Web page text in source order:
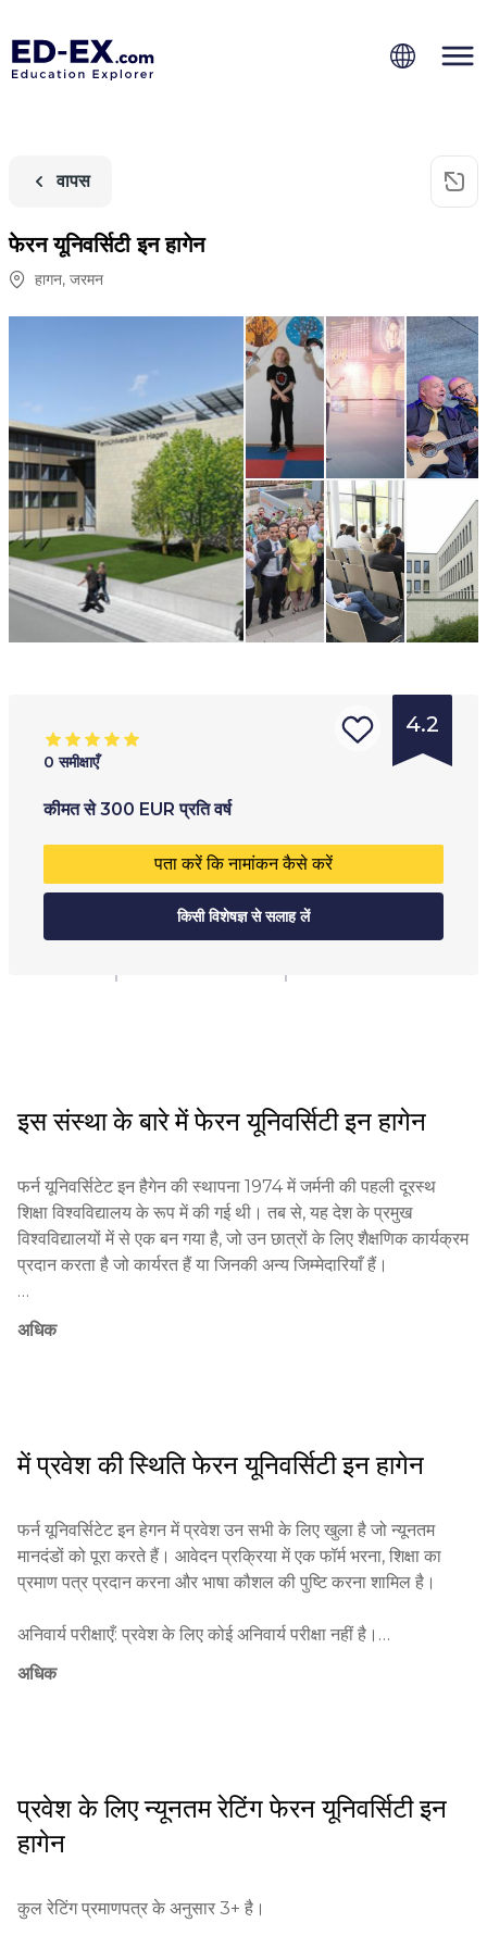
वापस
फेरन यूनिवर्सिटी इन हागेन
हागन, जरमन
4.2
0 समीक्षाएँ
कीमत से 300 EUR प्रति वर्ष
पता करें कि नामांकन कैसे करें
किसी विशेषज्ञ से सलाह लें
संस्था
विश्ववि
आयु सीमा:
18+
अंशकालिक
ऑनलाइन
इस संस्था के बारे में फेरन यूनिवर्सिटी इन हागेन
फर्न यूनिवर्सिटेट इन हैगेन की स्थापना 1974 में जर्मनी की पहली दूरस्थ
शिक्षा विश्वविद्यालय के रूप में की गई थी। तब से, यह देश के प्रमुख
विश्वविद्यालयों में से एक बन गया है, जो उन छात्रों के लिए शैक्षणिक कार्यक्रम
प्रदान करता है जो कार्यरत हैं या जिनकी अन्य जिम्मेदारियाँ हैं।
यूनिवर्सिटी अद्वितीय तरीकों और प्रथाओं का उपयोग करती है, जिसमें
मॉड्यूलर पाठ्यक्रम और आधुनिक शैक्षिक तकनीकों का उपयोग शामिल है,
महत्वपूर्ण योगदान देती है, उच्च शिक्षा तक पहुंच प्रदान करती है।
विश्वविद्यालय की अच्छी प्रतिष्ठा है और इसे अपनी शिक्षा की गुणवत्ता के लिए
संस्थान के मुख्य लक्ष्यों में महत्वपूर्ण सोच के विकास, छात्रों को सफल
करियर के लिए तैयार करना, और जीवनभर के लिए सीखने का समर्थन करना
अधिक
में प्रवेश की स्थिति फेरन यूनिवर्सिटी इन हागेन
फर्न यूनिवर्सिटेट इन हेगन में प्रवेश उन सभी के लिए खुला है जो न्यूनतम
मानदंडों को पूरा करते हैं। आवेदन प्रक्रिया में एक फॉर्म भरना, शिक्षा का
प्रमाण पत्र प्रदान करना और भाषा कौशल की पुष्टि करना शामिल है।
अनिवार्य परीक्षाएँ: प्रवेश के लिए कोई अनिवार्य परीक्षा नहीं है।
न्यूनतम आयु: 18 वर्ष।
पाठ्यक्रम 300 यूरो है।
शैक्षिक योग्यताएँ: माध्यमिक शिक्षा का प्रमाण पत्र या उसके समकक्ष की
आवश्यक दस्तावेज़: आवेदन फॉर्म, प्रमाणपत्र, पहचान पत्र, भाषा कौशल का
अधिक
प्रवेश के लिए न्यूनतम रेटिंग फेरन यूनिवर्सिटी इन
हागेन
कुल रेटिंग प्रमाणपत्र के अनुसार 3+ है।